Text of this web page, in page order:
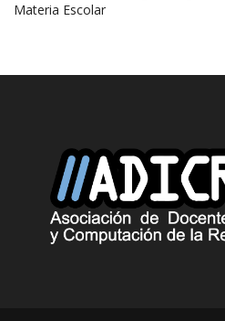
Materia Escolar